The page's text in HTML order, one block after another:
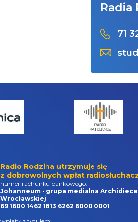
Radia
71
Radio Rodzina utrzymuje się
z dobrowolnych wpłat
numer rachunku bankowego:
Johanneum - grupa medialna
Wrocławskiej
69 1600 1462 1813 6262 6000 0001